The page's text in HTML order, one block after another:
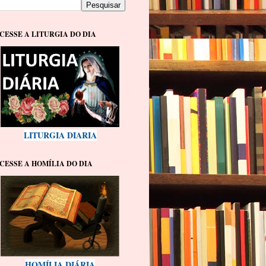
A LITURGIA DO DIA
LITURGIA DIARIA
A HOMÍLIA DO DIA